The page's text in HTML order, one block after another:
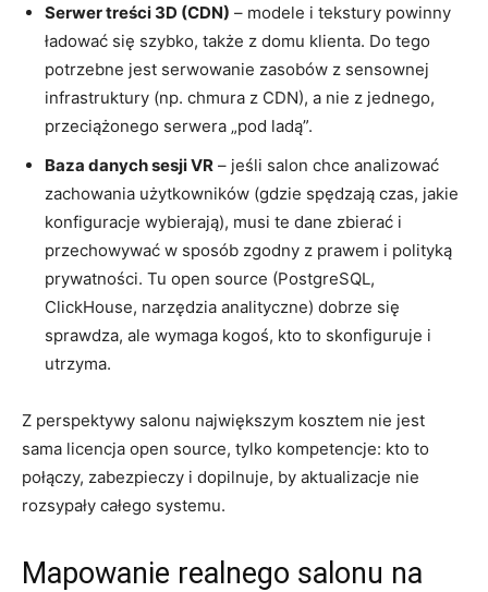
Serwer treści 3D (CDN) – modele i tekstury powinny
ładować się szybko, także z domu klienta. Do tego
potrzebne jest serwowanie zasobów z sensownej
infrastruktury (np. chmura z CDN), a nie z jednego,
przeciążonego serwera „pod ladą”.
Baza danych sesji VR – jeśli salon chce analizować
zachowania użytkowników (gdzie spędzają czas, jakie
konfiguracje wybierają), musi te dane zbierać i
przechowywać w sposób zgodny z prawem i polityką
prywatności. Tu open source (PostgreSQL,
ClickHouse, narzędzia analityczne) dobrze się
sprawdza, ale wymaga kogoś, kto to skonfiguruje i
utrzyma.
Z perspektywy salonu największym kosztem nie jest
sama licencja open source, tylko kompetencje: kto to
połączy, zabezpieczy i dopilnuje, by aktualizacje nie
rozsypały całego systemu.
Mapowanie realnego salonu na